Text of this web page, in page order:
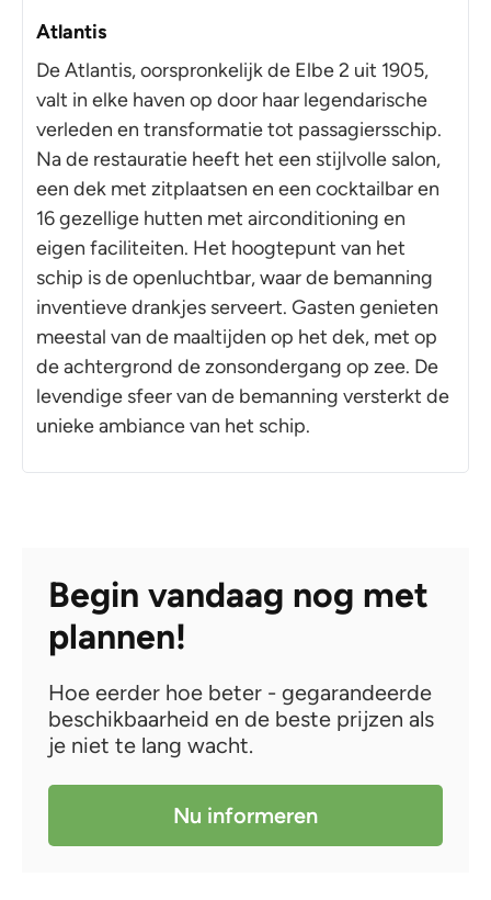
Atlantis
De Atlantis, oorspronkelijk de Elbe 2 uit 1905,
valt in elke haven op door haar legendarische
verleden en transformatie tot passagiersschip.
Na de restauratie heeft het een stijlvolle salon,
een dek met zitplaatsen en een cocktailbar en
16 gezellige hutten met airconditioning en
eigen faciliteiten. Het hoogtepunt van het
schip is de openluchtbar, waar de bemanning
inventieve drankjes serveert. Gasten genieten
meestal van de maaltijden op het dek, met op
de achtergrond de zonsondergang op zee. De
levendige sfeer van de bemanning versterkt de
unieke ambiance van het schip.
Begin vandaag nog met
plannen!
Hoe eerder hoe beter - gegarandeerde
beschikbaarheid en de beste prijzen als
je niet te lang wacht.
Nu informeren